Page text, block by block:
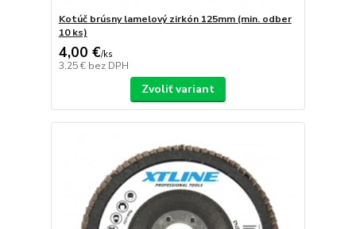
Kotúč brúsny lamelový zirkón 125mm (min. odber
10 ks)
4,00 €/ks
3,25 € bez DPH
Zvoliť variant